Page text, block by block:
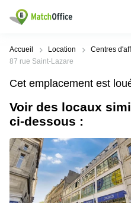
Rechercher / publier
Pages
de
Bureau
Centre
d’affaires
Coworking
Salles
Villes
Populaires
Paris
Lyon
Bordeaux
Marseille
Recherches
populaires
Centres
d'affaires
Location
bureau
Lille
Coworking
Aide
Qui sommes-nous?
Publier un local
Prix
Accueil Location Centres
87 rue Saint-Lazare
Cet emplacement est
Voir des locaux
ci-dessous :